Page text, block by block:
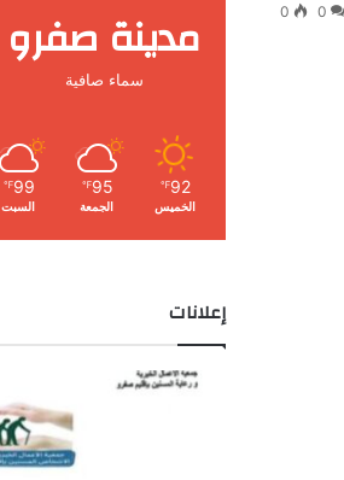
0
0 مدينة صفرو
سماء صافية
92
℉
الخميس
95
℉
الجمعة
99
℉
السبت
إعلانات